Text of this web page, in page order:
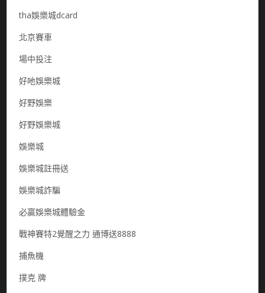
tha娛樂城dcard
北京賽車
場中投注
好吔娛樂城
好野娛樂
好野娛樂城
娛樂城
娛樂城註冊送
娛樂城詐騙
必贏娛樂城體驗金
戰神賽特2覺醒之力 通博送8888
捕魚機
撲克 牌